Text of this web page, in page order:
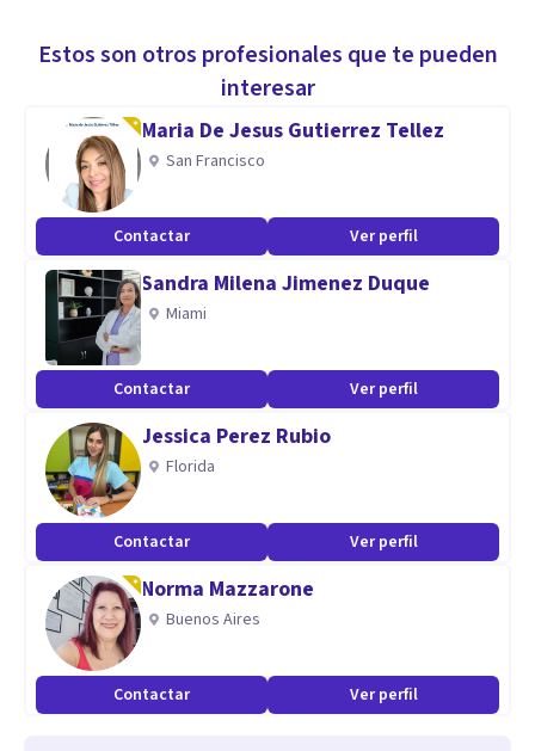
Soy parte del servicio de Salud mental de un hospital de alta
Cuento con experiencia en instituciones que abordan
adicciones.
Creacion del departamento de psicología de un club de
fútbol profesional.
Estos son otros profesionales que te pueden
interesar
Maria De Jesus Gutierrez Tellez
San Francisco
Contactar Ver perfil
Sandra Milena Jimenez Duque
Miami
Contactar Ver perfil
Jessica Perez Rubio
Florida
Contactar Ver perfil
Norma Mazzarone
Buenos Aires
Contactar Ver perfil